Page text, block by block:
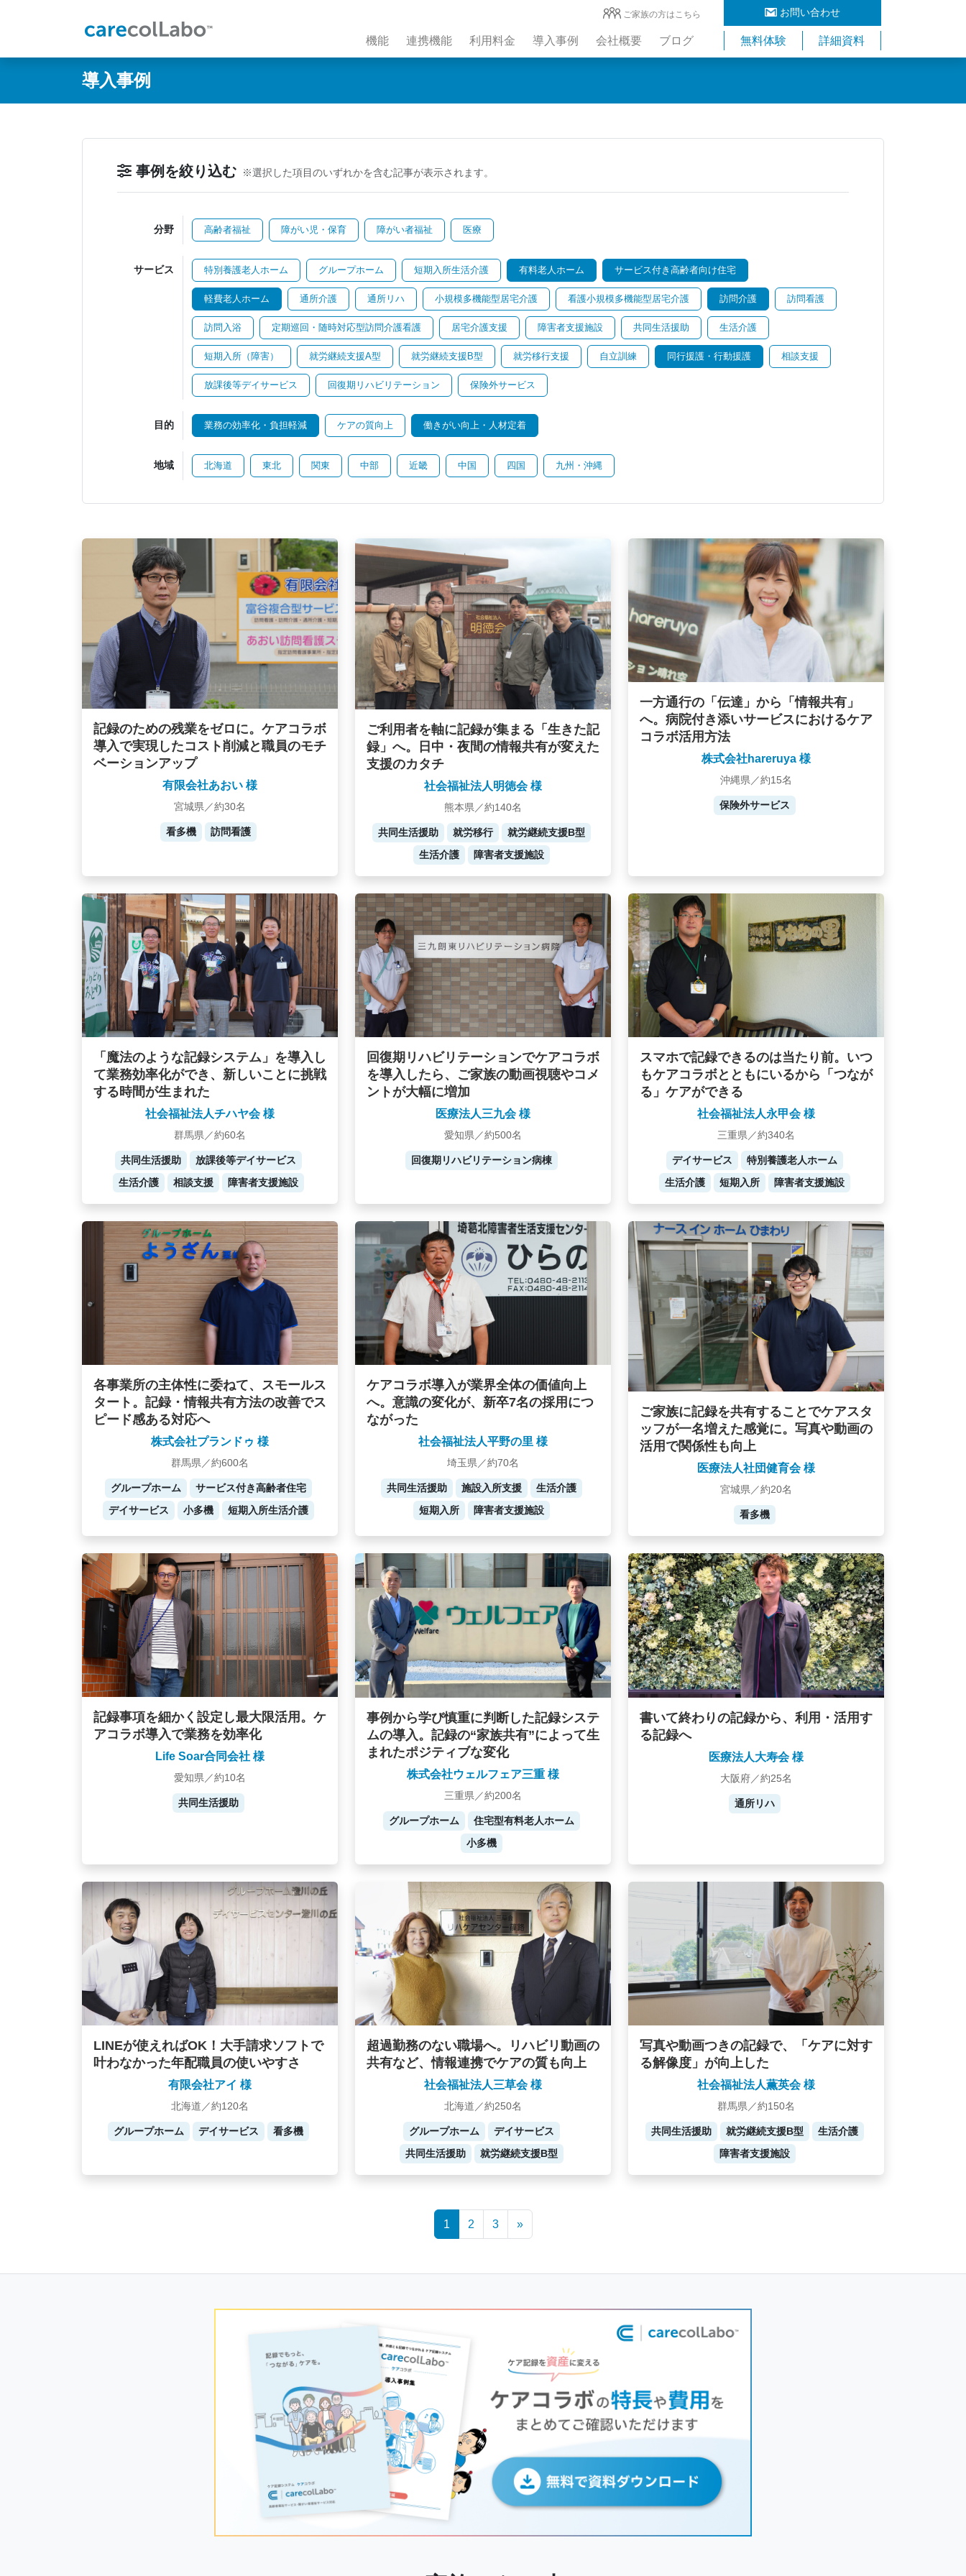
お問い合わせ
ご家族の方はこちら
機能 連携機能 利用料金 導入事例 会社概要 ブログ 無料体験 詳細資料
導入事例
事例を絞り込む ※選択した項目のいずれかを含む記事が表示されます。
分野 高齢者福祉 障がい児・保育 障がい者福祉 医療
サービス 特別養護老人ホーム グループホーム 短期入所生活介護 有料老人ホーム サービス付き高齢者向け住宅
軽費老人ホーム 通所介護 通所リハ 小規模多機能型居宅介護 看護小規模多機能型居宅介護 訪問介護 訪問看護
訪問入浴 定期巡回・随時対応型訪問介護看護 居宅介護支援 障害者支援施設 共同生活援助 生活介護
短期入所（障害） 就労継続支援A型 就労継続支援B型 就労移行支援 自立訓練 同行援護・行動援護 相談支援
放課後等デイサービス 回復期リハビリテーション 保険外サービス
目的 業務の効率化・負担軽減 ケアの質向上 働きがい向上・人材定着
地域 北海道 東北 関東 中部 近畿 中国 四国 九州・沖縄
記録のための残業をゼロに。ケアコラボ
導入で実現したコスト削減と職員のモチ
ベーションアップ
有限会社あおい 様
宮城県／約30名
看多機 訪問看護
ご利用者を軸に記録が集まる「生きた記
録」へ。日中・夜間の情報共有が変えた
支援のカタチ
社会福祉法人明徳会 様
熊本県／約140名
共同生活援助 就労移行
就労継続支援B型
生活介護
障害者支援施設
一方通行の「伝達」から「情報共有」
へ。病院付き添いサービスにおけるケア
コラボ活用方法
株式会社hareruya 様
沖縄県／約15名
保険外サービス
「魔法のような記録システム」を導入し
て業務効率化ができ、新しいことに挑戦
する時間が生まれた
社会福祉法人チハヤ会 様
群馬県／約60名
共同生活援助
放課後等デイサービス
生活介護
相談支援 障害者支援施設
回復期リハビリテーションでケアコラボ
を導入したら、ご家族の動画視聴やコメ
ントが大幅に増加
医療法人三九会 様
愛知県／約500名
回復期リハビリテーション病棟
スマホで記録できるのは当たり前。いつ
もケアコラボとともにいるから「つなが
る」ケアができる
社会福祉法人永甲会 様
三重県／約340名
デイサービス
特別養護老人ホーム
生活介護
短期入所 障害者支援施設
各事業所の主体性に委ねて、スモールス
タート。記録・情報共有方法の改善でス
ピード感ある対応へ
株式会社プランドゥ 様
群馬県／約600名
グループホーム
サービス付き高齢者住宅
デイサービス
小多機 短期入所生活介護
ケアコラボ導入が業界全体の価値向上
へ。意識の変化が、新卒7名の採用につ
ながった
社会福祉法人平野の里 様
埼玉県／約70名
共同生活援助 施設入所支援
生活介護
短期入所
障害者支援施設
ご家族に記録を共有することでケアスタ
ッフが一名増えた感覚に。写真や動画の
活用で関係性も向上
医療法人社団健育会 様
宮城県／約20名
看多機
記録事項を細かく設定し最大限活用。ケ
アコラボ導入で業務を効率化
Life Soar合同会社 様
愛知県／約10名
共同生活援助
事例から学び慎重に判断した記録システ
ムの導入。記録の“家族共有”によって生
まれたポジティブな変化
株式会社ウェルフェア三重 様
三重県／約200名
グループホーム
住宅型有料老人ホーム
小多機
書いて終わりの記録から、利用・活用す
る記録へ
医療法人大寿会 様
大阪府／約25名
通所リハ
LINEが使えればOK！大手請求ソフトで
叶わなかった年配職員の使いやすさ
有限会社アイ 様
北海道／約120名
グループホーム デイサービス 看多機
超過勤務のない職場へ。リハビリ動画の
共有など、情報連携でケアの質も向上
社会福祉法人三草会 様
北海道／約250名
グループホーム
デイサービス
共同生活援助
就労継続支援B型
写真や動画つきの記録で、「ケアに対す
る解像度」が向上した
社会福祉法人薫英会 様
群馬県／約150名
共同生活援助 就労継続支援B型
生活介護
障害者支援施設
1 2 3 »